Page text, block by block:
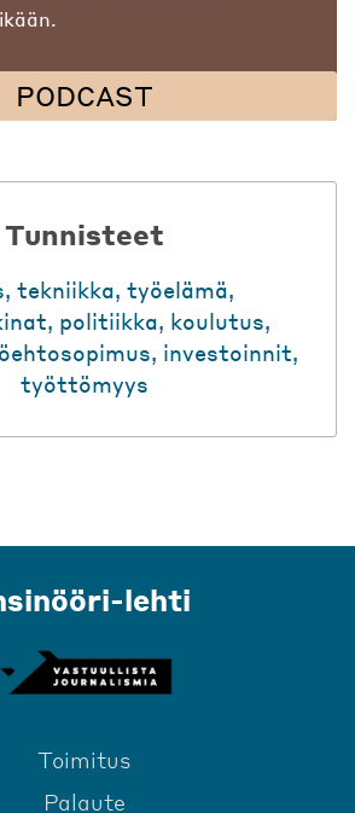
PODCAST
Tunnisteet
, tekniikka, työelämä,
, politiikka, koulutus,
, investoinnit,
työttömyys
lehti
Toimitus
Palaute